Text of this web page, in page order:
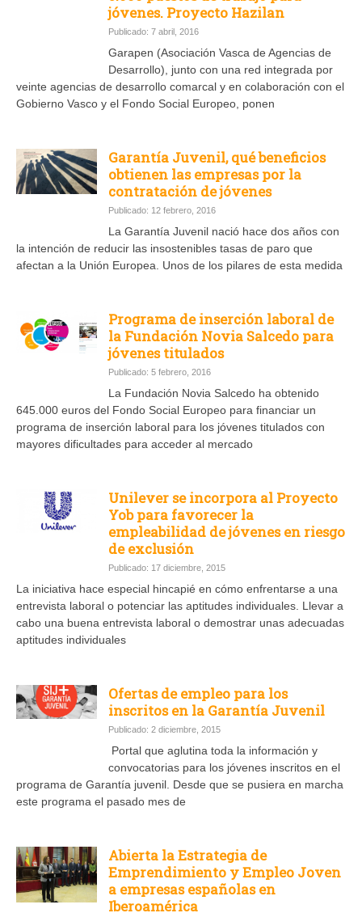
jóvenes. Proyecto Hazilan
Publicado: 7 abril, 2016
Garapen (Asociación Vasca de Agencias de
Desarrollo), junto con una red integrada por
veinte agencias de desarrollo comarcal y en colaboración con el
Gobierno Vasco y el Fondo Social Europeo, ponen
Garantía Juvenil, qué beneficios
obtienen las empresas por la
contratación de jóvenes
Publicado: 12 febrero, 2016
La Garantía Juvenil nació hace dos años con
la intención de reducir las insostenibles tasas de paro que
afectan a la Unión Europea. Unos de los pilares de esta medida
Programa de inserción laboral de
la Fundación Novia Salcedo para
jóvenes titulados
Publicado: 5 febrero, 2016
La Fundación Novia Salcedo ha obtenido
645.000 euros del Fondo Social Europeo para financiar un
programa de inserción laboral para los jóvenes titulados con
mayores dificultades para acceder al mercado
Unilever se incorpora al Proyecto
Yob para favorecer la
empleabilidad de jóvenes en riesgo
de exclusión
Publicado: 17 diciembre, 2015
La iniciativa hace especial hincapié en cómo enfrentarse a una
entrevista laboral o potenciar las aptitudes individuales. Llevar a
cabo una buena entrevista laboral o demostrar unas adecuadas
aptitudes individuales
Ofertas de empleo para los
inscritos en la Garantía Juvenil
Publicado: 2 diciembre, 2015
Portal que aglutina toda la información y
convocatorias para los jóvenes inscritos en el
programa de Garantía juvenil. Desde que se pusiera en marcha
este programa el pasado mes de
Abierta la Estrategia de
Emprendimiento y Empleo Joven
a empresas españolas en
Iberoamérica